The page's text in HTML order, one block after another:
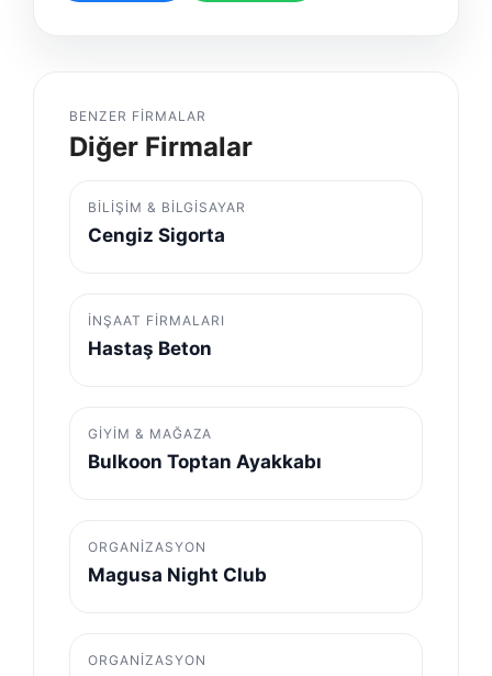
BENZER FIRMALAR
Diğer Firmalar
BILIŞIM & BILGISAYAR
Cengiz Sigorta
İNŞAAT FIRMALARI
Hastaş Beton
GIYIM & MAĞAZA
Bulkoon Toptan Ayakkabı
ORGANIZASYON
Magusa Night Club
ORGANIZASYON